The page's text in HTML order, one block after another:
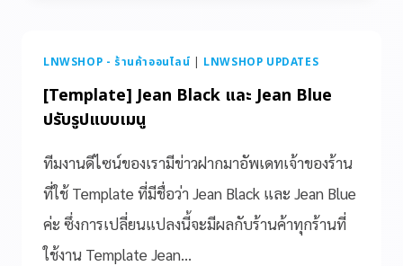
LNWSHOP - ร้านค้าออนไลน์ | LNWSHOP UPDATES
[Template] Jean Black และ Jean Blue
ปรับรูปแบบเมนู
ทีมงานดีไซน์ของเรามีข่าวฝากมาอัพเดทเจ้าของร้าน
ที่ใช้ Template ที่มีชื่อว่า Jean Black และ Jean Blue
ค่ะ ซึ่งการเปลี่ยนแปลงนี้จะมีผลกับร้านค้าทุกร้านที่
ใช้งาน Template Jean…